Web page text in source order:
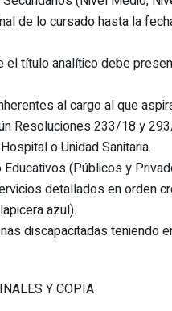
de lo cursado hasta la
el título analítico debe
al cargo al que
Resoluciones 233/18 y
o Unidad Sanitaria.
(Públicos y
detallados en orden
azul).
discapacitadas teniendo
Y COPIA